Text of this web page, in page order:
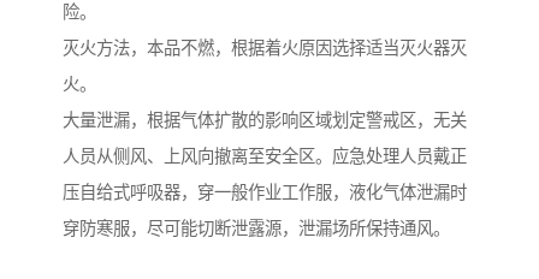
险。
灭火方法，本品不燃，根据着火原因选择适当灭火器灭
火。
大量泄漏，根据气体扩散的影响区域划定警戒区，无关
人员从侧风、上风向撤离至安全区。应急处理人员戴正
压自给式呼吸器，穿一般作业工作服，液化气体泄漏时
穿防寒服，尽可能切断泄露源，泄漏场所保持通风。